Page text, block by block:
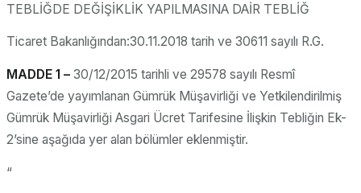
TEBLİĞDE DEĞİŞİKLİK YAPILMASINA DAİR TEBLİĞ
Ticaret Bakanlığından:30.11.2018 tarih ve 30611 sayılı R.G.
MADDE 1 – 30/12/2015 tarihli ve 29578 sayılı Resmî
Gazete’de yayımlanan Gümrük Müşavirliği ve Yetkilendirilmiş
Gümrük Müşavirliği Asgari Ücret Tarifesine İlişkin Tebliğin Ek-
2’sine aşağıda yer alan bölümler eklenmiştir.
“